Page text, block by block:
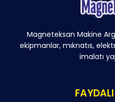
Magneteksan Makine
ekipmanlar, mıknatıs,
imalatı